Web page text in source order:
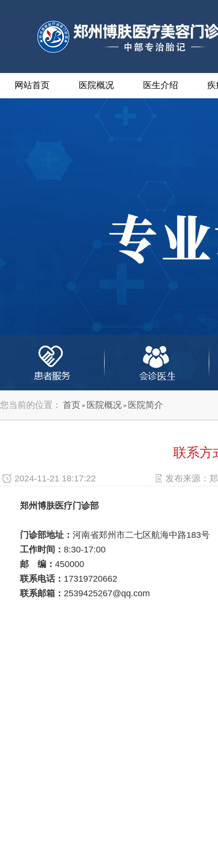
网站首页 医院概况 医生介绍 疾
您当前的位置： 首页 > 医院概况 > 医院简介
联系方
2024-11-21 18:17:22 发布来源：
郑州博肤医疗门诊部
门诊部地址： 河南省郑州市二七区航海中路183号
工作时间： 8:30-17:00
邮 编： 450000
联系电话： 17319720662
联系邮箱： 2539425267@qq.com